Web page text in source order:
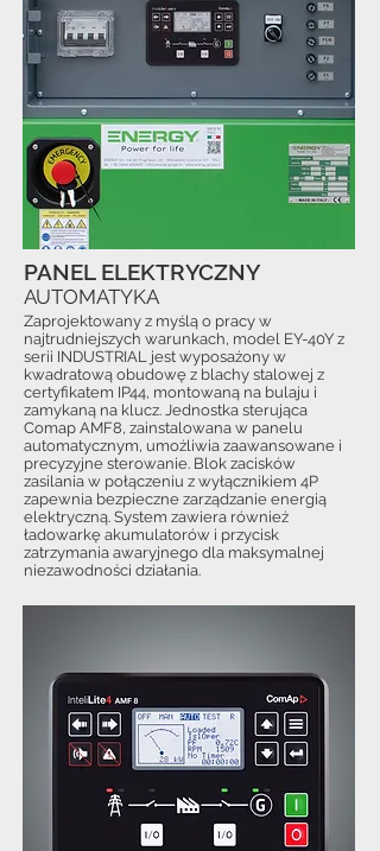
Zaprojektowany z myślą o pracy w
najtrudniejszych warunkach, model EY-40Y z
serii INDUSTRIAL jest wyposażony w
kwadratową obudowę z blachy stalowej z
certyfikatem IP44, montowaną na bulaju i
zamykaną na klucz. Jednostka sterująca
Comap AMF8, zainstalowana w panelu
automatycznym, umożliwia zaawansowane i
precyzyjne sterowanie. Blok zacisków
zasilania w połączeniu z wyłącznikiem 4P
zapewnia bezpieczne zarządzanie energią
elektryczną. System zawiera również
ładowarkę akumulatorów i przycisk
zatrzymania awaryjnego dla maksymalnej
niezawodności działania.
PANEL ELEKTRYCZNY
AUTOMATYKA